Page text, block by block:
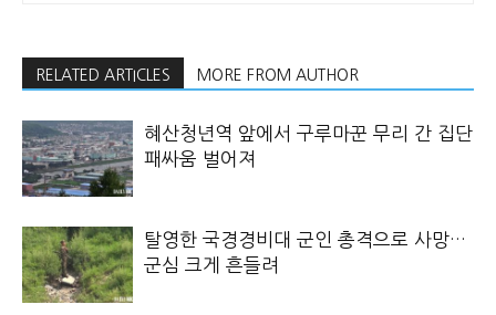
RELATED ARTICLES MORE FROM AUTHOR
혜산청년역 앞에서 구루마꾼 무리 간 집단
패싸움 벌어져
탈영한 국경경비대 군인 총격으로 사망…
군심 크게 흔들려